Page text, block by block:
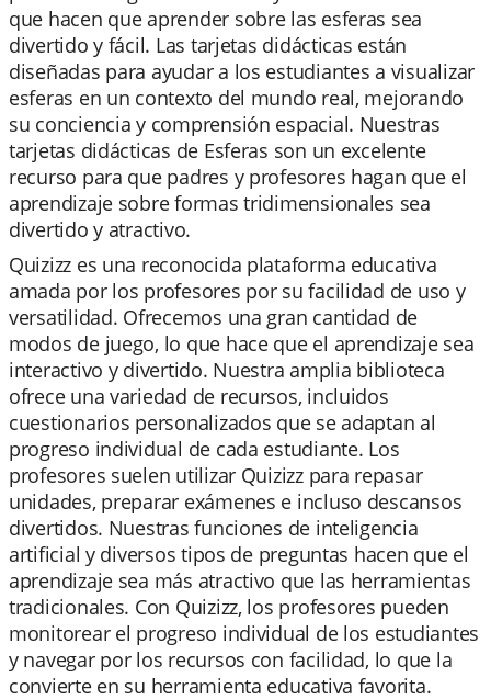
que hacen que aprender sobre las esferas sea
divertido y fácil. Las tarjetas didácticas están
diseñadas para ayudar a los estudiantes a visualizar
esferas en un contexto del mundo real, mejorando
su conciencia y comprensión espacial. Nuestras
tarjetas didácticas de Esferas son un excelente
recurso para que padres y profesores hagan que el
aprendizaje sobre formas tridimensionales sea
divertido y atractivo.
Quizizz es una reconocida plataforma educativa
amada por los profesores por su facilidad de uso y
versatilidad. Ofrecemos una gran cantidad de
modos de juego, lo que hace que el aprendizaje sea
interactivo y divertido. Nuestra amplia biblioteca
ofrece una variedad de recursos, incluidos
cuestionarios personalizados que se adaptan al
progreso individual de cada estudiante. Los
profesores suelen utilizar Quizizz para repasar
unidades, preparar exámenes e incluso descansos
divertidos. Nuestras funciones de inteligencia
artificial y diversos tipos de preguntas hacen que el
aprendizaje sea más atractivo que las herramientas
tradicionales. Con Quizizz, los profesores pueden
monitorear el progreso individual de los estudiantes
y navegar por los recursos con facilidad, lo que la
convierte en su herramienta educativa favorita.